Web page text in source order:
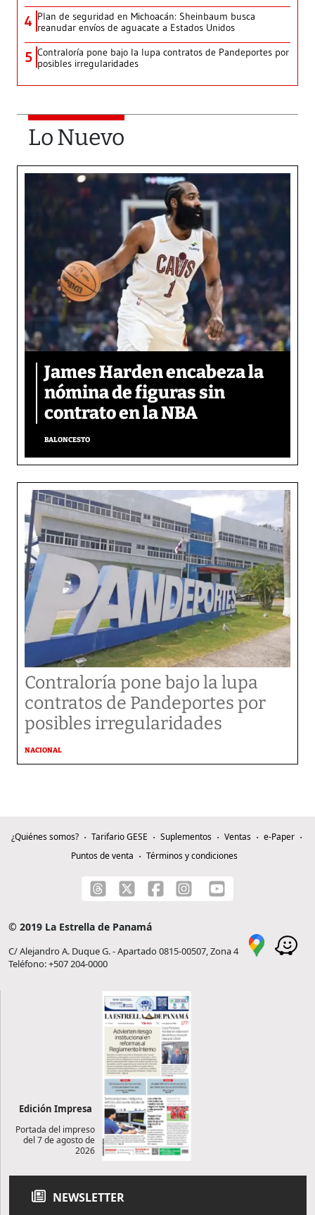
4 Plan de seguridad en Michoacán: Sheinbaum busca
reanudar envíos de aguacate a Estados Unidos
5 Contraloría pone bajo la lupa contratos de Pandeportes por
posibles irregularidades
Lo Nuevo
James Harden encabeza la
nómina de figuras sin
contrato en la NBA
BALONCESTO
Contraloría pone bajo la lupa
contratos de Pandeportes por
posibles irregularidades
NACIONAL
¿Quiénes somos? Tarifario GESE Suplementos Ventas
e-Paper
Puntos de venta
Términos y condiciones
© 2019 La Estrella de Panamá
C/ Alejandro A. Duque G. - Apartado 0815-00507, Zona 4
Teléfono: +507 204-0000
Edición Impresa
Portada del impreso
del 7 de agosto de
2026
NEWSLETTER